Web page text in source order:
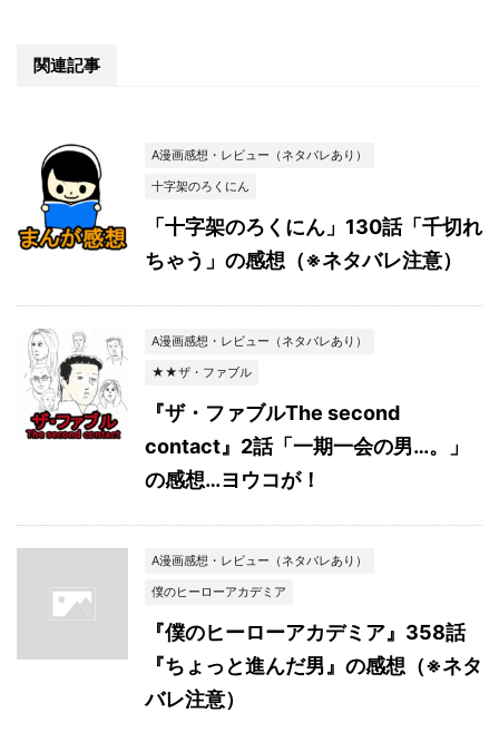
関連記事
A漫画感想・レビュー（ネタバレあり）
十字架のろくにん
「十字架のろくにん」130話「千切れ
ちゃう」の感想（※ネタバレ注意）
A漫画感想・レビュー（ネタバレあり）
★★ザ・ファブル
『ザ・ファブルThe second
contact』2話「一期一会の男…。」
の感想…ヨウコが！
A漫画感想・レビュー（ネタバレあり）
僕のヒーローアカデミア
『僕のヒーローアカデミア』358話
『ちょっと進んだ男』の感想（※ネタ
バレ注意）